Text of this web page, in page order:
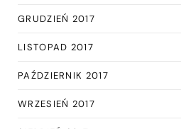
GRUDZIEŃ 2017
LISTOPAD 2017
PAŹDZIERNIK 2017
WRZESIEŃ 2017